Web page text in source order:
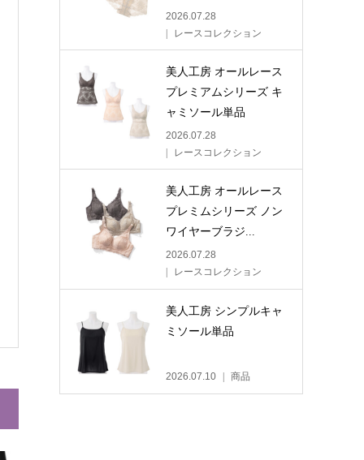
2026.07.28
レースコレクション
美人工房 オールレース
プレミアムシリーズ キ
ャミソール単品
2026.07.28
レースコレクション
美人工房 オールレース
プレミムシリーズ ノン
ワイヤーブラジ...
2026.07.28
レースコレクション
美人工房 シンプルキャ
ミソール単品
2026.07.10 商品